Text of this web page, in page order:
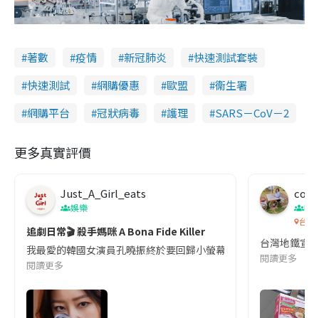
著數 疫情 新冠肺炎
快速測試套裝
快速測試
網購優惠 歐盟
衞生署
網購平台
冠狀病毒 護理 SARS－CoV－2
更多真實評價
Just_A_Girl_eats
娛樂
追劇日常🎬 殺手媽咪 A Bona Fide Killer
我最愛的韓國女演員孔曉振終於要回歸小螢幕啦!這次的劇本改編
閱讀更多
co
吹
台灣
台灣地鐵宣
閱讀更多